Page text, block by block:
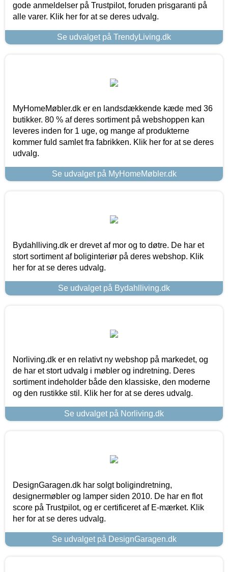
gode anmeldelser på Trustpilot, foruden prisgaranti på
alle varer. Klik her for at se deres udvalg.
Se udvalget på TrendyLiving.dk
MyHomeMøbler.dk er en landsdækkende kæde med 36
butikker. 80 % af deres sortiment på webshoppen kan
leveres inden for 1 uge, og mange af produkterne
kommer fuld samlet fra fabrikken. Klik her for at se deres
udvalg.
Se udvalget på MyHomeMøbler.dk
Bydahlliving.dk er drevet af mor og to døtre. De har et
stort sortiment af boliginteriør på deres webshop. Klik
her for at se deres udvalg.
Se udvalget på Bydahlliving.dk
Norliving.dk er en relativt ny webshop på markedet, og
de har et stort udvalg i møbler og indretning. Deres
sortiment indeholder både den klassiske, den moderne
og den rustikke stil. Klik her for at se deres udvalg.
Se udvalget på Norliving.dk
DesignGaragen.dk har solgt boligindretning,
designermøbler og lamper siden 2010. De har en flot
score på Trustpilot, og er certificeret af E-mærket. Klik
her for at se deres udvalg.
Se udvalget på DesignGaragen.dk